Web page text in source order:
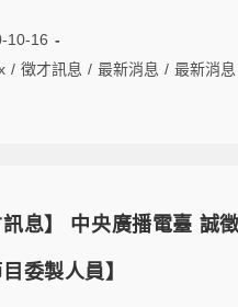
10-16
/ 徵才訊息 / 最新消息 / 最新消息
訊息】 中央廣播電臺 誠
委製人員】